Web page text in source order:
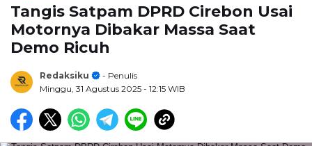
Tangis Satpam DPRD Cirebon Usai
Motornya Dibakar Massa Saat
Demo Ricuh
Redaksiku
- Penulis
Minggu, 31 Agustus 2025 - 12:15 WIB